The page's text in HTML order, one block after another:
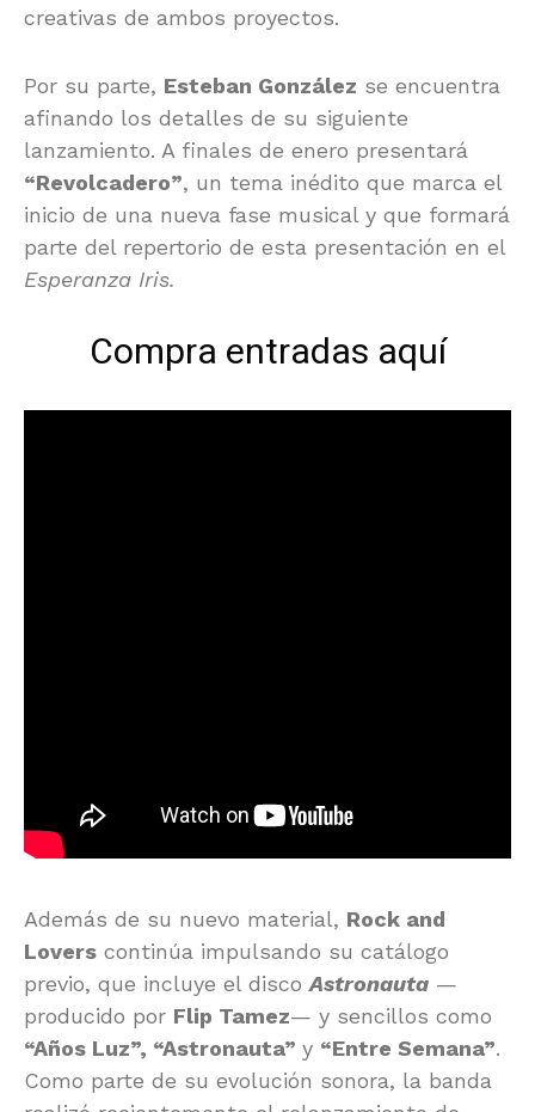
creativas de ambos proyectos.
Por su parte, Esteban González se encuentra
afinando los detalles de su siguiente
lanzamiento. A finales de enero presentará
“Revolcadero”, un tema inédito que marca el
inicio de una nueva fase musical y que formará
parte del repertorio de esta presentación en el
Esperanza Iris.
Compra entradas aquí
Además de su nuevo material, Rock and
Lovers continúa impulsando su catálogo
previo, que incluye el disco Astronauta —
producido por Flip Tamez— y sencillos como
“Años Luz”, “Astronauta” y “Entre Semana”.
Como parte de su evolución sonora, la banda